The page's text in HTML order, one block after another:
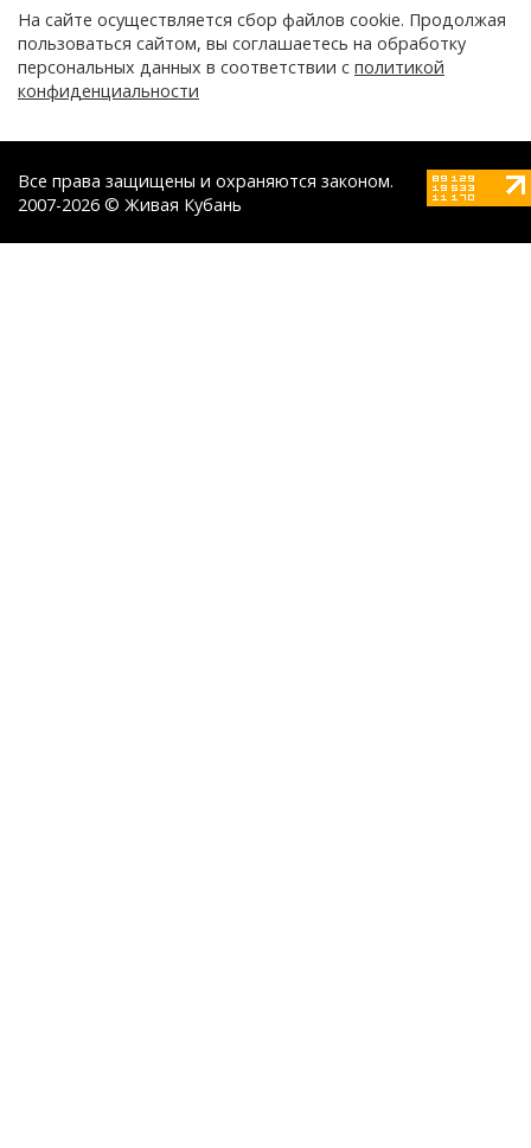
На сайте осуществляется сбор файлов cookie. Продолжая
пользоваться сайтом, вы соглашаетесь на обработку
персональных данных в соответствии с политикой
конфиденциальности
Все права защищены и охраняются законом.
2007-2026 © Живая Кубань